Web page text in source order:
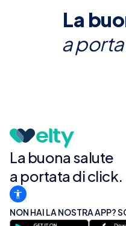
La
a
La buona salute
a portata di click.
NON HAI LA NOSTRA APP?